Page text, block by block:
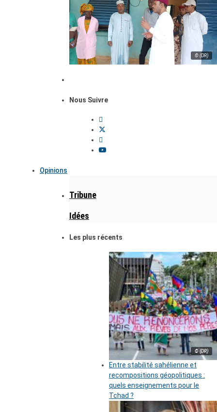
© (DR)
Nous Suivre
Opinions
Tribune
Idées
Les plus récents
© (DR)
Entre stabilité sahélienne et
recompositions géopolitiques :
quels enseignements pour le
Tchad ?